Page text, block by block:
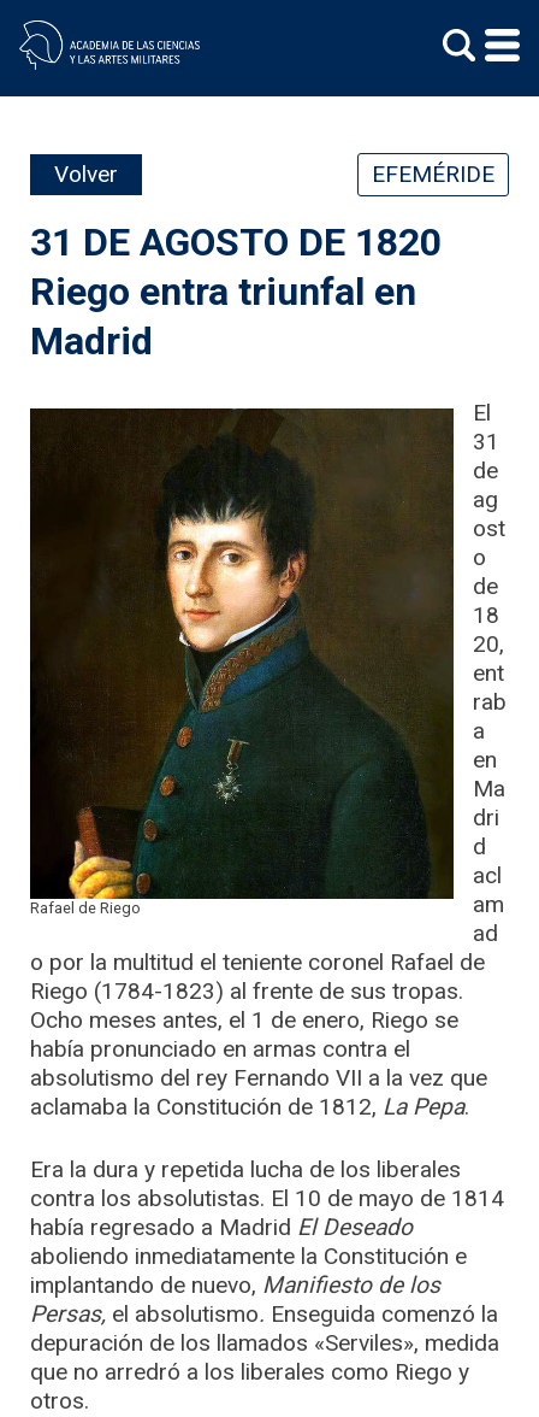
content
Volver EFEMÉRIDE
31 DE AGOSTO DE 1820
Riego entra triunfal en
Madrid
Rafael de Riego
El
31
de
ag
ost
o
de
18
20,
ent
rab
a
en
Ma
dri
d
acl
am
ad
o por la multitud el teniente coronel Rafael de
Riego (1784-1823) al frente de sus tropas.
Ocho meses antes, el 1 de enero, Riego se
había pronunciado en armas contra el
absolutismo del rey Fernando VII a la vez que
aclamaba la Constitución de 1812, La Pepa.
Era la dura y repetida lucha de los liberales
contra los absolutistas. El 10 de mayo de 1814
había regresado a Madrid El Deseado
aboliendo inmediatamente la Constitución e
implantando de nuevo, Manifiesto de los
Persas, el absolutismo. Enseguida comenzó la
depuración de los llamados «Serviles», medida
que no arredró a los liberales como Riego y
otros.